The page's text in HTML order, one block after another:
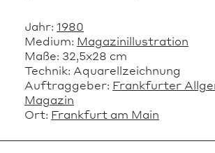
Jahr: 1980
Medium: Magazinillustration
Maße: 32,5x28 cm
Technik: Aquarellzeichnung
Auftraggeber: Frankfurter
Magazin
Ort: Frankfurt am Main